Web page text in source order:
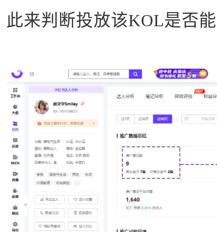
此来判断投放该KOL是否